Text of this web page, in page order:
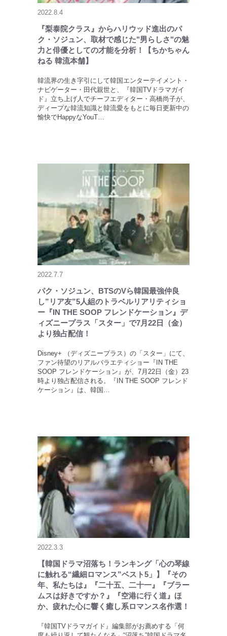
2022.8.4
『梨泰院クラス』からハリウッド進出のパ
ク・ソジュン、取材で感じた"男らしさ"の魅
力と俳優としての才能を分析！【ちかちゃん
ねる 韓流本舗】
韓流界の生き字引にして韓国エンターテイメント・
ナビゲーター・田代親世と、『韓国TVドラマガイ
ド』立ち上げ人でチーフエディター・高橋尚子が、
ディープな韓流知識と韓流愛をもとに毎日更新中の
愉快でHappyなYouT…
2022.7.7
パク・ソジュン、BTSのVら韓国最強仲良
し”リア友”5人組のトラベルリアリティショ
ー『IN THE SOOP フレンドケーション』デ
ィズニープラス「スター」で7月22日（金）
より独占配信！
Disney+ （ディズニープラス）の「スター」にて、
ファン待望のリアルバラエティショー『IN THE
SOOP フレンドケーション』が、7月22日（金）23
時より独占配信される。『IN THE SOOP フレンド
ケーション』は、韓国…
2022.3.3
【韓国ドラマ沼落ち！ランキング「心の琴線
に触れる“繊細ロマンス”ベスト5」】『その
年、私たちは』『二十五、二十一』『ブラー
ムスは好きですか？』『空港に行く道』ほ
か、疲れた心に響く癒し系ロマンス名作選！
『韓国TVドラマガイド』編集部がお薦めする「何